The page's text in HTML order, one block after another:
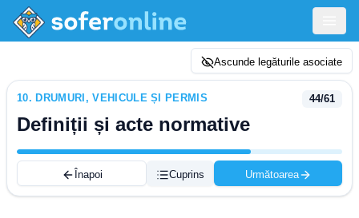
Ascunde legăturile asociate
10. DRUMURI, VEHICULE ȘI PERMIS
Definiții și acte normative
44/61
Înapoi Cuprins Următoarea